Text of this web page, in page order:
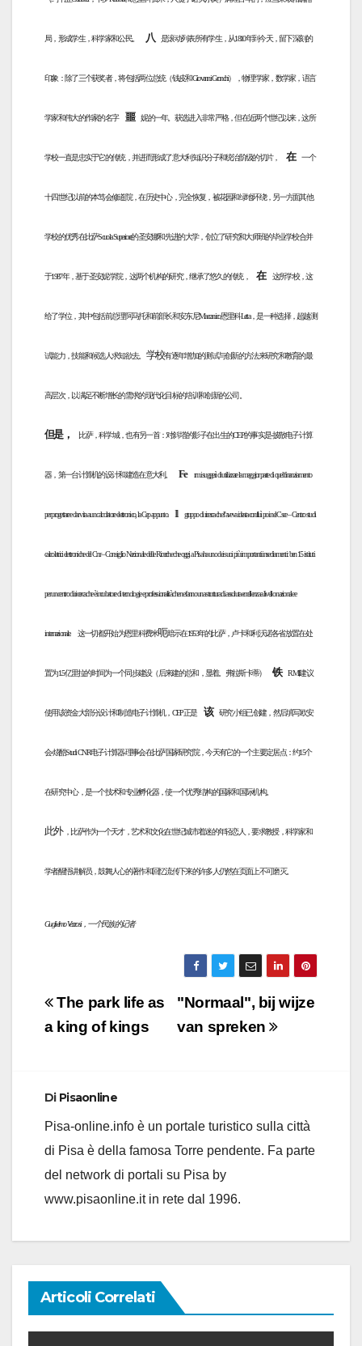
局，形成学生，科学家和公民。 八 是滚动列表所有学生，从1810年到今天，留下深刻的
印象：除了三个获奖者，将包括两位总统（钱皮和Giovanni Gronchi），物理学家，数学家，语言
学家和伟大的作家的名字 噩 妮的一年。获选进入非常严格，但在近两个世纪以来，这所
学校一直是忠实于它的传统，并进而形成了意大利知识分子和统治阶级的切片， 在 一个
十四世纪以前的本笃会修道院，在历史中心，完全恢复，被花园和绿地环绕，另一方面其他
学校的优秀在比萨Scuola Superiore的圣安娜和先进的大学，创立了研究和大师班的毕业学校合并
于1987年，基于圣安妮学院，这两个机构的研究，继承了悠久的传统， 在 这所学校，这
给了学位，其中包括前总理阿马托和前部长和安东尼Maccanico恩里科Letta，是一种选择，超越测
试能力，技能和候选人求知欲去。 学校有逐年增加的测试与创新的方法来研究和教育的最
高层次，以满足不断增长的需求的现代化目标的培训和创新的公司。
但是， 比萨，科学城，也有另一首：对斜塔的影子在出生的CEP的事实是-披散电子计算
器，第一台计算机的设计和建造在意大利。 Fe rmi suggerì di utilizzare la maggior parte di quel finanziamento
per progettare e dar vita a un calcolatore elettronico, la Cep appunto. Il gruppo di ricerca che l’aveva ideata confluì poi nel Csce – Centro studi
calcolatrici elettroniche del Cnr – Consiglio Nazionale delle Ricerche che oggi a Pisa ha uno dei suoi più importanti insediamenti: ben 15 istituti
per un centro di ricerca che è incubatore di tecnologie e professionalità che ne fanno una struttura di assoluta eccellenza a livello nazionale e
internazionale. 这一切都开始为恩里科费米呃暗示在1953年的比萨，卢卡和利沃诺各省放置在处
置为1.5亿里拉的时间为一个同步建设（后来建的总和，显着。弗拉斯卡蒂） 铁 RMI建议
使用该资金大部分设计和制造电子计算机，CEP正是 该 研究小组已创建，然后填写欧安
会-炫酷Studi CNR电子计算器-理事会在比萨国家研究院，今天有它的一个主要定居点：约15个
在研究中心，是一个技术和专业孵化器，使一个优秀结构的国家和国际机构。
此外，比萨作为一个天才，艺术和文化在世纪城市着迷的年轻恋人，要求教授，科学家和
学者醒悟讲解员，鼓舞人心的著作和回忆流传下来的许多人仍然在页面上不可磨灭。
Guglielmo Vezzosi，一个民族的记者
Navigazione
articoli
"Normaal", bij wijze
van spreken
The park life as
a king of kings
Di Pisaonline
Pisa-online.info è un portale turistico sulla città
di Pisa è della famosa Torre pendente. Fa parte
del network di portali su Pisa by
www.pisaonline.it in rete dal 1996.
Articoli Correlati